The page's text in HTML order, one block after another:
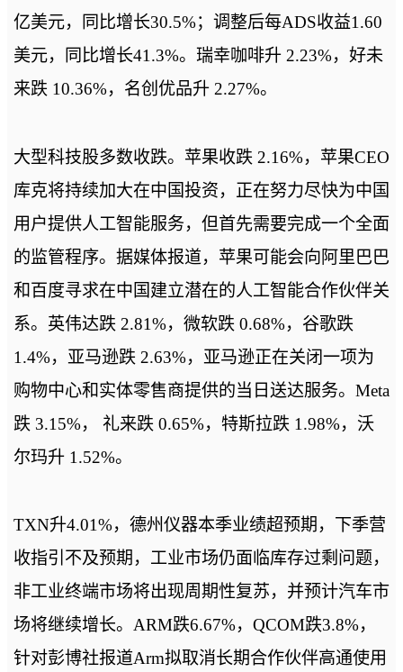
亿美元，同比增长30.5%；调整后每ADS收益1.60
美元，同比增长41.3%。瑞幸咖啡升 2.23%，好未
来跌 10.36%，名创优品升 2.27%。
大型科技股多数收跌。苹果收跌 2.16%，苹果CEO
库克将持续加大在中国投资，正在努力尽快为中国
用户提供人工智能服务，但首先需要完成一个全面
的监管程序。据媒体报道，苹果可能会向阿里巴巴
和百度寻求在中国建立潜在的人工智能合作伙伴关
系。英伟达跌 2.81%，微软跌 0.68%，谷歌跌
1.4%，亚马逊跌 2.63%，亚马逊正在关闭一项为
购物中心和实体零售商提供的当日送达服务。Meta
跌 3.15%， 礼来跌 0.65%，特斯拉跌 1.98%，沃
尔玛升 1.52%。
TXN升4.01%，德州仪器本季业绩超预期，下季营
收指引不及预期，工业市场仍面临库存过剩问题，
非工业终端市场将出现周期性复苏，并预计汽车市
场将继续增长。ARM跌6.67%，QCOM跌3.8%，
针对彭博社报道Arm拟取消长期合作伙伴高通使用